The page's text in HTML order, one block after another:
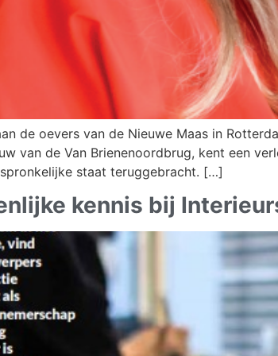
de oevers van de Nieuwe Maas in
van de Van Brienenoordbrug, kent een
staat teruggebracht. […]
kennis bij